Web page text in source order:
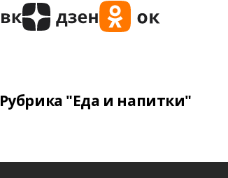
Рубрика "Еда и напитки"